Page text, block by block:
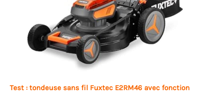
Test : tondeuse sans fil Fuxtec E2RM46 avec fonction